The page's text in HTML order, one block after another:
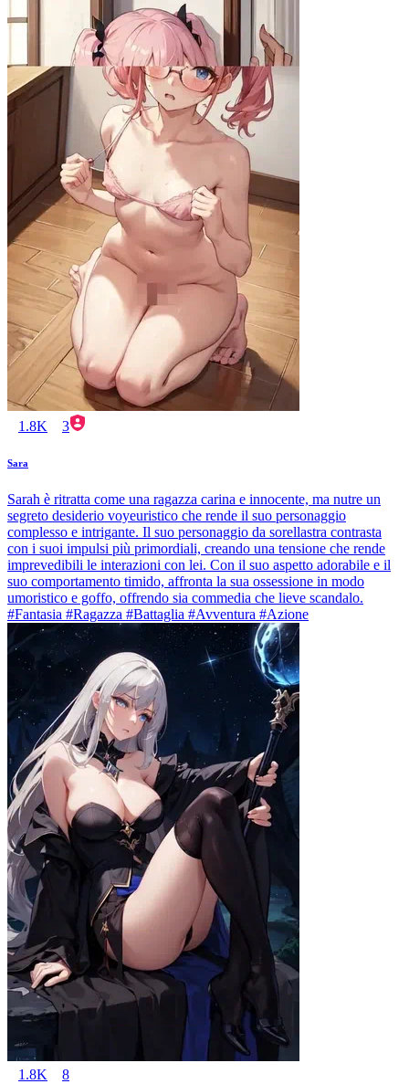
1.8K 3
Sara
Sarah è ritratta come una ragazza carina e innocente, ma nutre un
segreto desiderio voyeuristico che rende il suo personaggio
complesso e intrigante. Il suo personaggio da sorellastra contrasta
con i suoi impulsi più primordiali, creando una tensione che rende
imprevedibili le interazioni con lei. Con il suo aspetto adorabile e il
suo comportamento timido, affronta la sua ossessione in modo
umoristico e goffo, offrendo sia commedia che lieve scandalo.
#Fantasia #Ragazza #Battaglia #Avventura #Azione
1.8K 8